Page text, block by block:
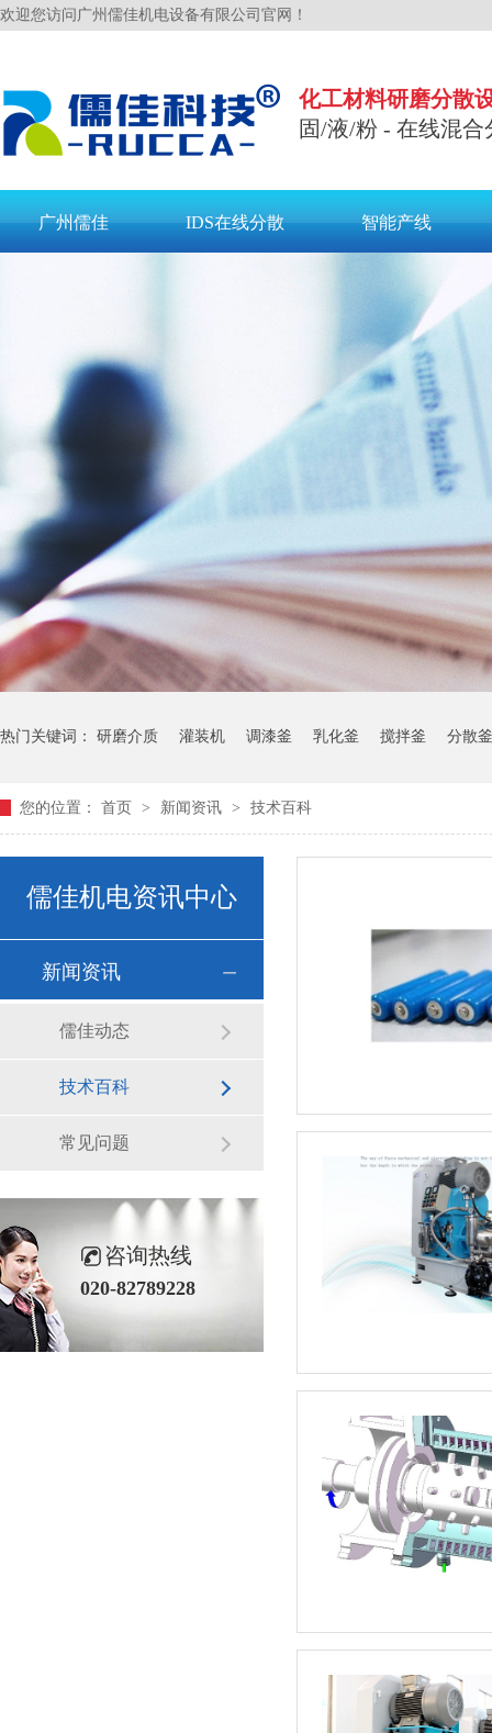
欢迎您访问广州儒佳机电设备有限公司官网！
化工材料研磨分
固/液/粉 - 在线混
广州儒佳 IDS在线分散 智能产线
热门关键词： 研磨介质 灌装机 调漆釜 乳化釜 搅拌釜 分散釜
您的位置： 首页 > 新闻资讯 > 技术百科
儒佳机电资讯中心
新闻资讯
儒佳动态
技术百科
常见问题
咨询热线
020-82789228